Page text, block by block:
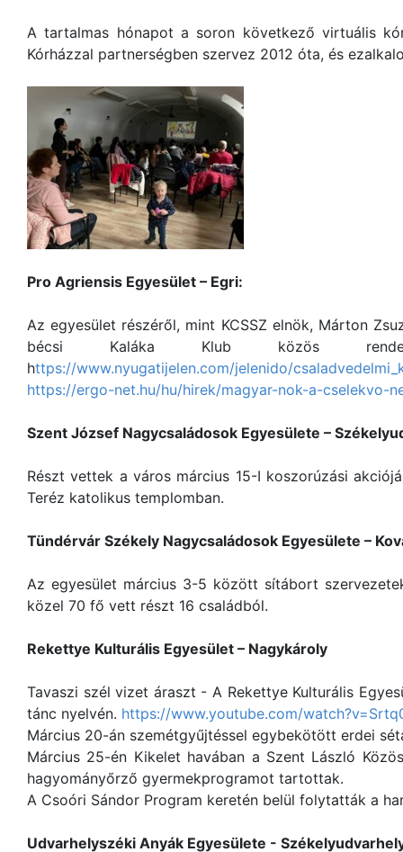
A tartalmas hónapot a soron következő virtuális
Kórházzal partnerségben szervez 2012 óta, és
Pro Agriensis Egyesület – Egri:
Az egyesület részéről, mint KCSSZ elnök, Márton
bécsi Kaláka Klub közös
https://www.nyugatijelen.com/jelenido/
https://ergo-net.hu/hu/hirek/magyar-nok-a-cselekvo-
Szent József Nagycsaládosok Egyesülete –
Részt vettek a város március 15-I koszorúzási
Teréz katolikus templomban.
Tündérvár Székely Nagycsaládosok Egyesülete –
Az egyesület március 3-5 között sítábort
közel 70 fő vett részt 16 családból.
Rekettye Kulturális Egyesület – Nagykároly
Tavaszi szél vizet áraszt - A Rekettye Kulturális
tánc nyelvén. https://www.youtube.com/
Március 20-án szemétgyűjtéssel egybekötött erdei
Március 25-én Kikelet havában a Szent László
hagyományőrző gyermekprogramot tartottak.
A Csoóri Sándor Program keretén belül folytatták a
Udvarhelyszéki Anyák Egyesülete -